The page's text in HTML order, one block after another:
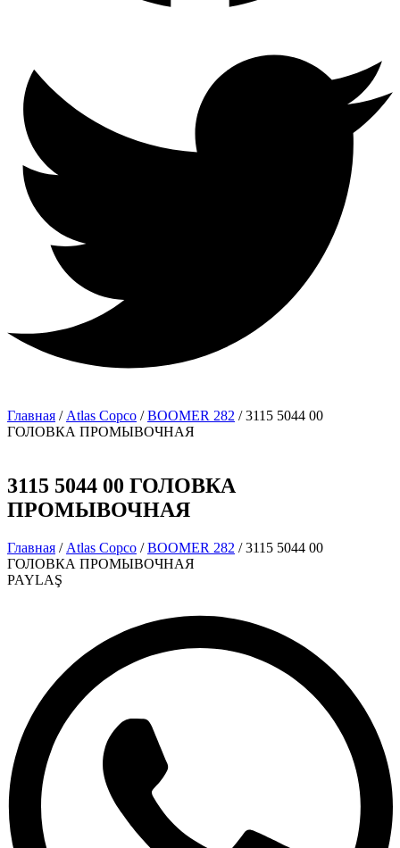
Главная / Atlas Copco /BOOMER 282 / 3115 5044 00
ГОЛОВКА ПРОМЫВОЧНАЯ
3115 5044 00 ГОЛОВКА
ПРОМЫВОЧНАЯ
Главная / Atlas Copco /BOOMER 282 / 3115 5044 00
ГОЛОВКА ПРОМЫВОЧНАЯ
PAYLAŞ